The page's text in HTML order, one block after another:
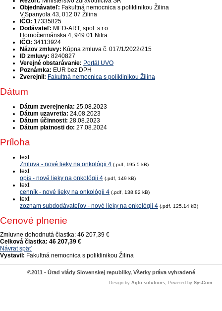
Objednávateľ: Fakultná nemocnica s poliklinikou Žilina
V.Spanyola 43, 012 07 Žilina
IČO: 17335825
Dodávateľ: MED-ART, spol. s r.o.
Hornočermánska 4, 949 01 Nitra
IČO: 34113924
Názov zmluvy: Kúpna zmluva č. 017/1/2022/215
ID zmluvy: 8240827
Verejné obstarávanie: Portál UVO
Poznámka: EUR bez DPH
Zverejnil: Fakultná nemocnica s poliklinikou Žilina
Dátum
Dátum zverejnenia: 25.08.2023
Dátum uzavretia: 24.08.2023
Dátum účinnosti: 28.08.2023
Dátum platnosti do: 27.08.2024
Príloha
text
Zmluva - nové lieky na onkológii 4 (.pdf, 195.5 kB)
text
opis - nové lieky na onkológii 4 (.pdf, 149 kB)
text
cenník - nové lieky na onkológii 4 (.pdf, 138.82 kB)
text
zoznam subdodávateľov - nové lieky na onkológii 4 (.pdf, 125.14 kB)
Cenové plnenie
Zmluvne dohodnutá čiastka: 46 207,39 €
Celková čiastka: 46 207,39 €
Návrat späť
Vystavil: Fakultná nemocnica s poliklinikou Žilina
©2011 - Úrad vlády Slovenskej republiky, Všetky práva vyhradené
Design by Aglo solutions, Powered by SysCom